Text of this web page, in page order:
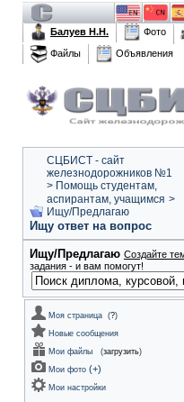
Балуев Н.Н.
Фото
Файлы
Объявления
СЦБИСТ - сайт
железнодорожников №1
> Помощь студентам,
аспирантам, учащимся >
Ищу/Предлагаю
Ищу ответ на вопрос
Ищу/Предлагаю Создайте
задания - и вам помогут!
Моя страница (?)
Новые сообщения
Мои файлы
(загрузить)
Мои фото (+)
Мои настройки